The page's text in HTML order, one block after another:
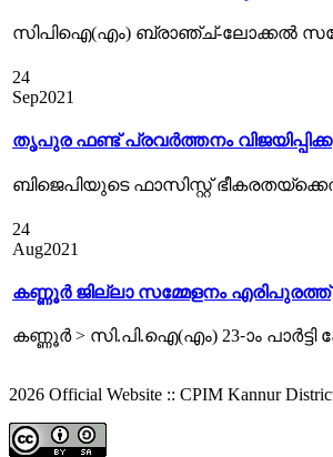
സിപിഐ(എം) ബ്രാഞ്ച്-ലോക്കല്‍
24
Sep2021
തൃപുര ഫണ്ട് പ്രവര്‍ത്തനം
ബിജെപിയുടെ ഫാസിസ്റ്റ്
24
Aug2021
കണ്ണൂർ ജില്ലാ സമ്മേളനം എരിപുരത്ത്‌
കണ്ണൂര്‍ > സി.പി.ഐ(എം) 23-ാം
2026 Official Website :: CPIM Kannur